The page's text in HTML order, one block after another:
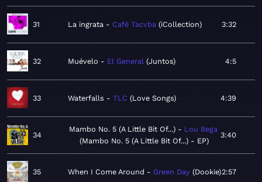
31 La ingrata Café Tacvba iCollection 3:32
32 Muévelo El General Juntos 4:5
33 Waterfalls TLC Love Songs 4:39
34
Mambo No. 5 (A Little Bit Of...)
Lou Bega
Mambo No. 5 (A Little Bit Of...) - EP
3:40
35 When I Come Around Green Day Dookie 2:57